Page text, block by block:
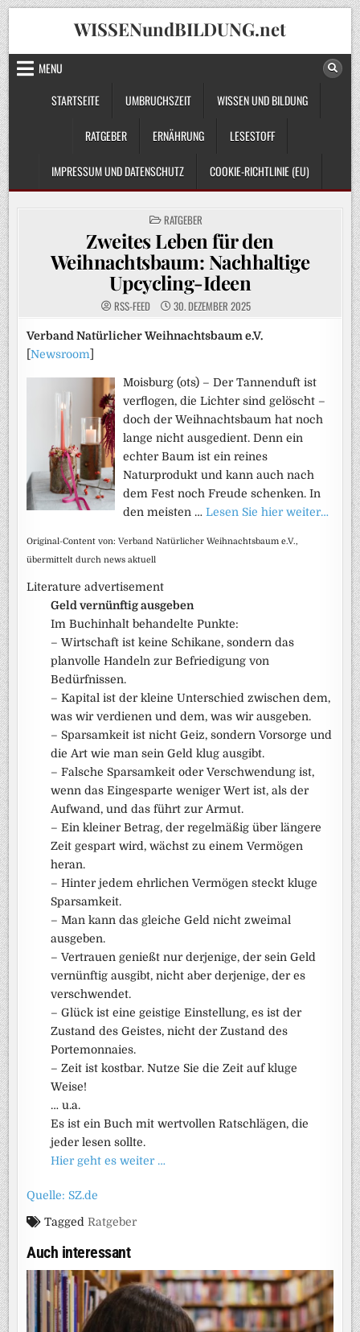
Skip
to
content
WISSENundBILDUNG.net
MENU
STARTSEITE
UMBRUCHSZEIT WISSEN UND BILDUNG
RATGEBER ERNÄHRUNG LESESTOFF
IMPRESSUM UND DATENSCHUTZ COOKIE-RICHTLINIE (EU)
POSTED
IN
RATGEBER
Zweites Leben für den
Weihnachtsbaum: Nachhaltige
Upcycling-Ideen
RSS-FEED 30. DEZEMBER 2025
Verband Natürlicher Weihnachtsbaum e.V.
[Newsroom
Moisburg (ots) – Der Tannenduft ist
verflogen, die Lichter sind gelöscht –
doch der Weihnachtsbaum hat noch
lange nicht ausgedient. Denn ein
echter Baum ist ein reines
Naturprodukt und kann auch nach
dem Fest noch Freude schenken. In
den meisten …Lesen Sie hier weiter…
Original-Content von: Verband Natürlicher Weihnachtsbaum e.V.,
übermittelt durch news aktuell
Literature advertisement
Geld vernünftig ausgeben
Im Buchinhalt behandelte Punkte:
– Wirtschaft ist keine Schikane, sondern das
planvolle Handeln zur Befriedigung von
Bedürfnissen.
– Kapital ist der kleine Unterschied zwischen dem,
was wir verdienen und dem, was wir ausgeben.
– Sparsamkeit ist nicht Geiz, sondern Vorsorge und
die Art wie man sein Geld klug ausgibt.
– Falsche Sparsamkeit oder Verschwendung ist,
wenn das Eingesparte weniger Wert ist, als der
Aufwand, und das führt zur Armut.
– Ein kleiner Betrag, der regelmäßig über längere
Zeit gespart wird, wächst zu einem Vermögen
heran.
– Hinter jedem ehrlichen Vermögen steckt kluge
Sparsamkeit.
– Man kann das gleiche Geld nicht zweimal
ausgeben.
– Vertrauen genießt nur derjenige, der sein Geld
vernünftig ausgibt, nicht aber derjenige, der es
verschwendet.
– Glück ist eine geistige Einstellung, es ist der
Zustand des Geistes, nicht der Zustand des
Portemonnaies.
– Zeit ist kostbar. Nutze Sie die Zeit auf kluge
Weise!
… u.a.
Es ist ein Buch mit wertvollen Ratschlägen, die
jeder lesen sollte.
Hier geht es weiter …
Quelle: SZ.de
TaggedRatgeber
Auch interessant